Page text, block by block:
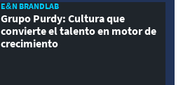
E&N BRANDLAB
Grupo Purdy: Cultura que
convierte el talento en motor de
crecimiento